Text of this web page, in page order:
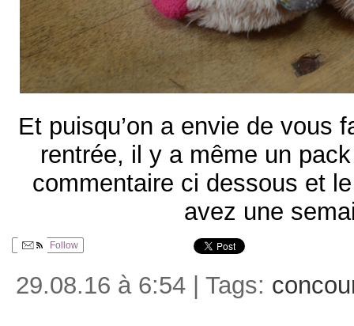
Et puisqu’on a envie de vous
rentrée, il y a même un
commentaire ci dessous et
avez une
Follow
29.08.16 à 6:54 | Tags: